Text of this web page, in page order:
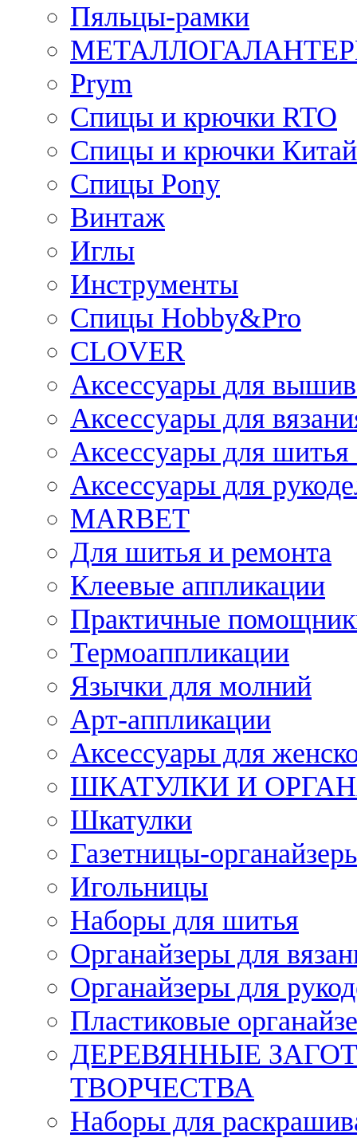
Пяльцы-рамки
Prym
Спицы и крючки RTO
Спицы и крючки Китай
Спицы Pony
Винтаж
Иглы
Инструменты
Спицы Hobby&Pro
CLOVER
Аксессуары для
Аксессуары для
Аксессуары для
Аксессуары для
MARBET
Для шитья и ремонта
Клеевые аппликации
Практичные
Термоаппликации
Язычки для молний
Арт-аппликации
Аксессуары для
ШКАТУЛКИ И
Шкатулки
Газетницы-
Игольницы
Наборы для шитья
Органайзеры для
Органайзеры для
Пластиковые
ДЕРЕВЯННЫЕ
ТВОРЧЕСТВА
Наборы для